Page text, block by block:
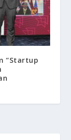
“Startup